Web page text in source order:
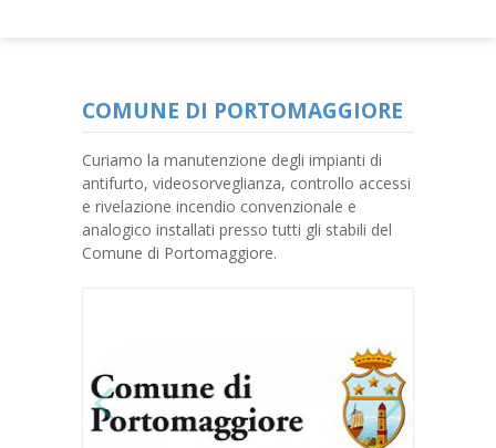
COMUNE DI PORTOMAGGIORE
Curiamo la manutenzione degli impianti di
antifurto, videosorveglianza, controllo accessi
e rivelazione incendio convenzionale e
analogico installati presso tutti gli stabili del
Comune di Portomaggiore.